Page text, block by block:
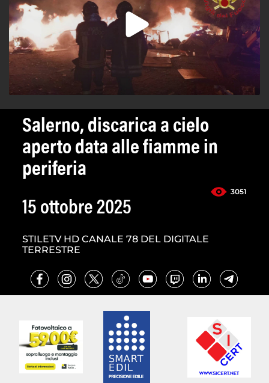
Salerno, discarica a cielo
aperto data alle fiamme in
periferia
3051
15 ottobre 2025
STILETV HD CANALE 78 DEL DIGITALE
TERRESTRE